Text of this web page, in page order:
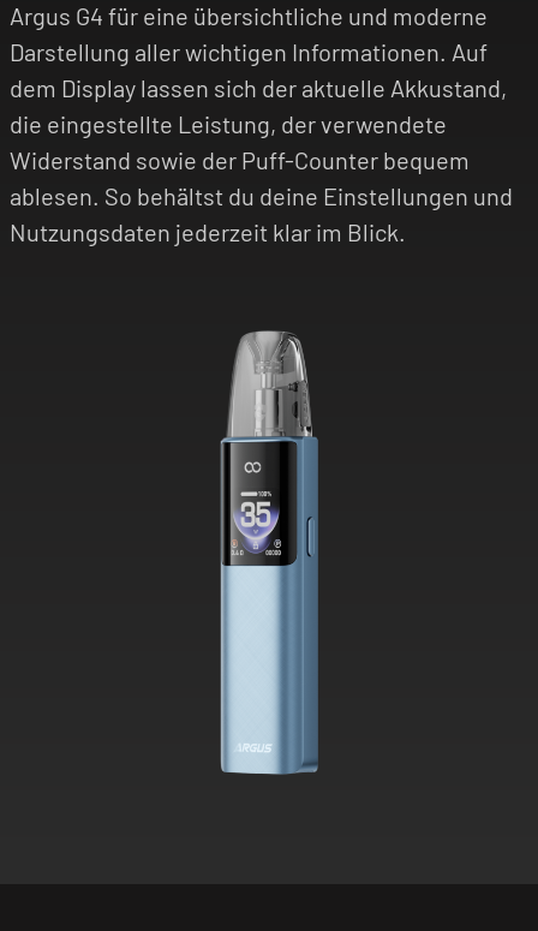
Argus G4 für eine übersichtliche und moderne
Darstellung aller wichtigen Informationen. Auf
dem Display lassen sich der aktuelle Akkustand,
die eingestellte Leistung, der verwendete
Widerstand sowie der Puff-Counter bequem
ablesen. So behältst du deine Einstellungen und
Nutzungsdaten jederzeit klar im Blick.